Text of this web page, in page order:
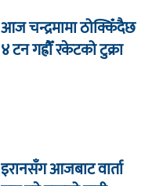
आज चन्द्रमामा ठोक्किँदैछ
४ टन गह्रौँ रकेटको टुक्रा
इरानसँग आजबाट वार्ता